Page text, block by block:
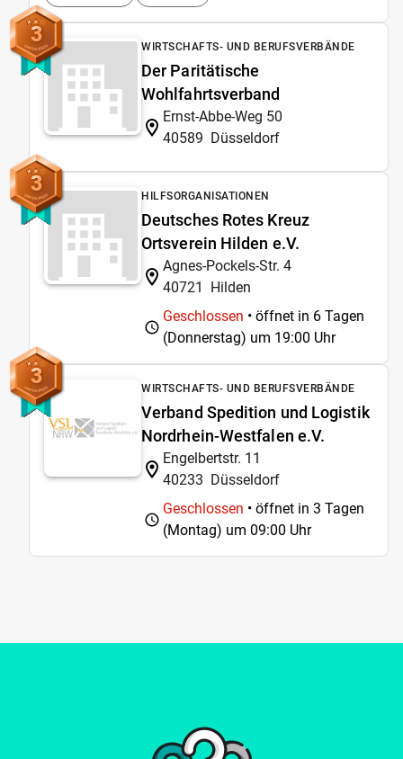
3 WIRTSCHAFTS- UND BERUFSVERBÄNDE
Der Paritätische
Wohlfahrtsverband
Ernst-Abbe-Weg 50
40589 Düsseldorf
3 HILFSORGANISATIONEN
Deutsches Rotes Kreuz
Ortsverein Hilden e.V.
Agnes-Pockels-Str. 4
40721
Hilden
Geschlossen • öffnet in 6 Tagen
(Donnerstag) um 19:00 Uhr
3 WIRTSCHAFTS- UND BERUFSVERBÄNDE
Verband Spedition und Logistik
Nordrhein-Westfalen e.V.
Engelbertstr. 11
40233 Düsseldorf
Geschlossen • öffnet in 3 Tagen
(Montag) um 09:00 Uhr